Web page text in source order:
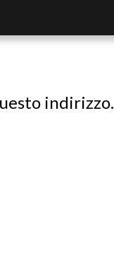
indirizzo.